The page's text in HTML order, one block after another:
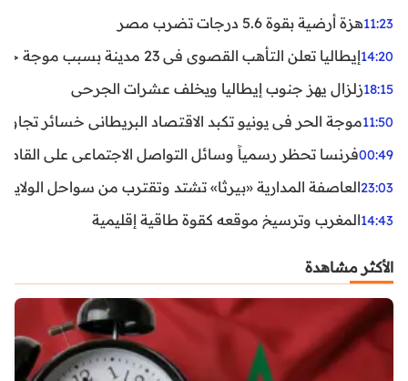
11:23هزة أرضية بقوة 5.6 درجات تضرب مصر
14:20إيطاليا تعلن التأهب القصوى في 23 مدينة بسبب موجة حر شديدة
18:15زلزال يهز جنوب إيطاليا ويخلف عشرات الجرحى
11:50موجة الحر في يونيو تكبد الاقتصاد البريطاني خسائر تجاوزت 1.5 مليار
00:49فرنسا تحظر رسمياً وسائل التواصل الاجتماعي على القاصرين
23:03العاصفة المدارية «بيرثا» تشتد وتقترب من سواحل
14:43المغرب وترسيخ موقعه كقوة طاقية إقليمية
الأكثر مشاهدة